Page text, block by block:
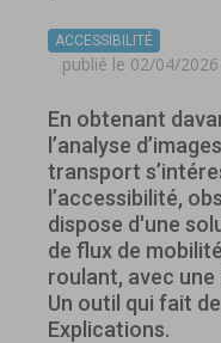
ACCESSIBILITÉ
publié le 02/04/
En obtenant
l’analyse
transport
l’accessibilité,
dispose d'une
de flux de
roulant, avec
Un outil qui fait
Explications.